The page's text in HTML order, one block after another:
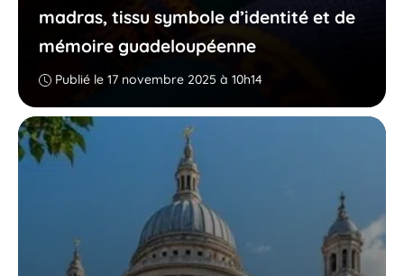
madras, tissu symbole d’identité et de
mémoire guadeloupéenne
Publié le 17 novembre 2025 à 10h14